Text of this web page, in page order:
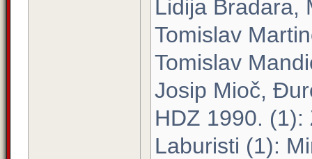
Lidija Bradara,
Tomislav
Tomislav
Josip Mioč,
HDZ 1990. (1):
Laburisti (1):